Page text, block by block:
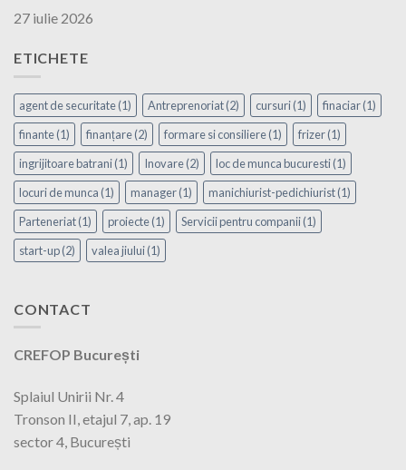
27 iulie 2026
ETICHETE
agent de securitate(1) Antreprenoriat(2) cursuri(1) finaciar(1)
finante(1) finanțare(2) formare si consiliere(1) frizer(1)
ingrijitoare batrani(1) Inovare(2) loc de munca bucuresti(1)
locuri de munca (1) manager(1) manichiurist-pedichiurist(1)
Parteneriat(1) proiecte(1) Servicii pentru companii(1)
start-up(2) valea jiului(1)
CONTACT
CREFOP București
Splaiul Unirii Nr. 4
Tronson II, etajul 7, ap. 19
sector 4, București